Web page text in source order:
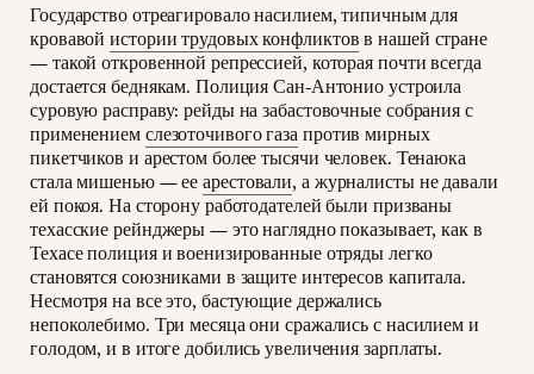
Государство отреагировало насилием, типичным для
кровавойистории трудовых конфликтовв нашей стране
— такой откровенной репрессией, которая почти всегда
достается беднякам. Полиция Сан-Антонио устроила
суровую расправу: рейды на забастовочные собрания с
применениемслезоточивого газапротив мирных
пикетчиков и арестом более тысячи человек. Тенаюка
стала мишенью — ееарестовали, а журналисты не давали
ей покоя. На сторону работодателей были призваны
техасские рейнджеры — это наглядно показывает, как в
Техасе полиция и военизированные отряды легко
становятся союзниками в защите интересов капитала.
Несмотря на все это, бастующие держались
непоколебимо. Три месяца они сражались с насилием и
голодом, и в итоге добились увеличения зарплаты.